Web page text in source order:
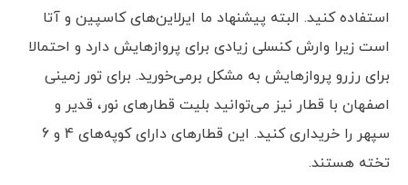
استفاده کنید. البته پیشنهاد ما ایرلاین‌های کاسپین و آتا
است زیرا وارش کنسلی زیادی برای پروازهایش دارد و احتمالا
برای رزرو پروازهایش به مشکل برمی‌خورید. برای تور زمینی
اصفهان با قطار نیز می‌توانید بلیت قطارهای نور، قدیر و
سپهر را خریداری کنید. این قطارهای دارای کوپه‌های 4 و 6
تخته هستند.